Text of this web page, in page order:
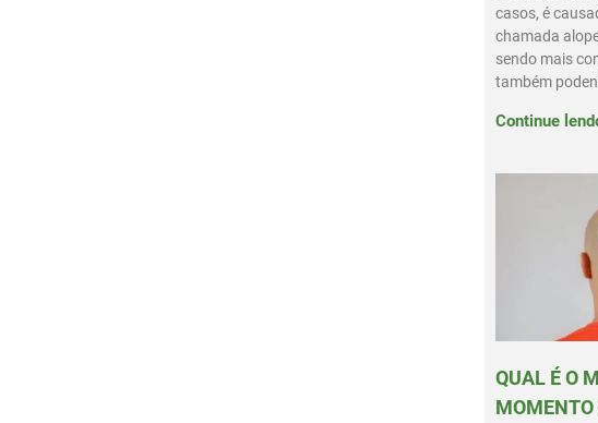
casos, é
chamada
sendo mais
também
Continue
QUAL É O
MOMENTO